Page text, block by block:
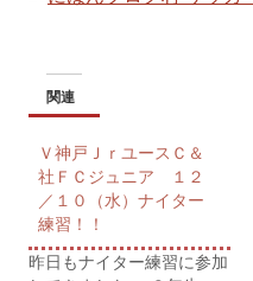
関連
Ｖ神戸ＪｒユースＣ＆
社ＦＣジュニア １２
／１０（水）ナイター
練習！！
昨日もナイター練習に参加